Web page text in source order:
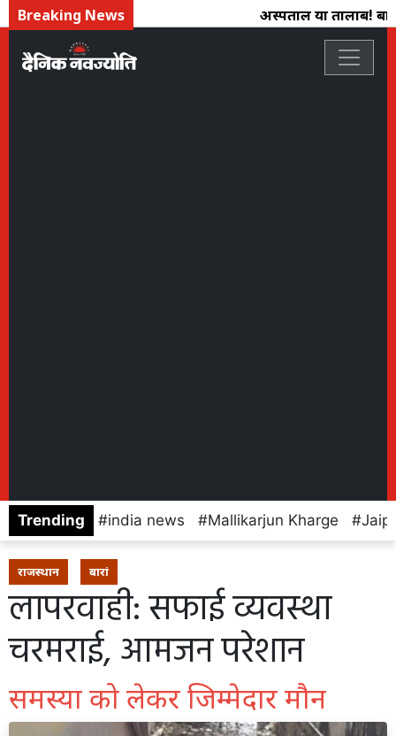
Breaking News अस्पताल या तालाब!
Trending india news Mallikarjun Kharge
राजस्थान बारां
लापरवाही: सफाई व्यवस्था
चरमराई, आमजन परेशान
समस्या को लेकर जिम्मेदार मौन